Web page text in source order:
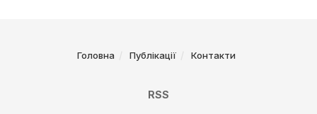
Головна Публікації Контакти
RSS